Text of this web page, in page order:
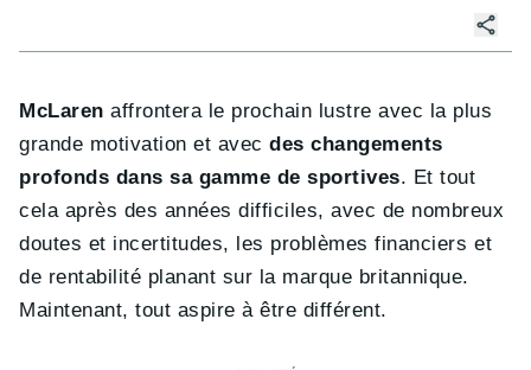
McLarenaffrontera le prochain lustre avec la plus
grande motivation et avecdes changements
profonds dans sa gamme de sportives. Et tout
cela après des années difficiles, avec de nombreux
doutes et incertitudes, les problèmes financiers et
de rentabilité planant sur la marque britannique.
Maintenant, tout aspire à être différent.